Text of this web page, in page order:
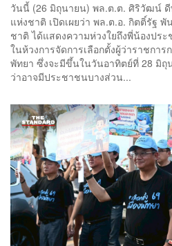
วันนี้ (26 มิถุนายน) พล.ต.ต. ศิริวัฒน์ ดี
แห่งชาติ เปิดเผยว่า พล.ต.อ. กิตติ์รัฐ
ชาติ ได้แสดงความห่วงใยถึงพี่น้องปร
ในห้วงการจัดการเลือกตั้งผู้ว่าราชกา
พัทยา ซึ่งจะมีขึ้นในวันอาทิตย์ที่ 28 มิถุ
ว่าอาจมีประชาชนบางส่วน...